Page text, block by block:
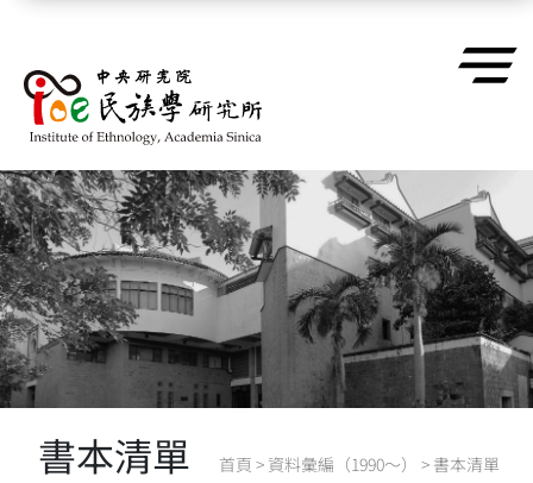
書本清單 首頁 > 資料彙編（1990～） > 書本清單